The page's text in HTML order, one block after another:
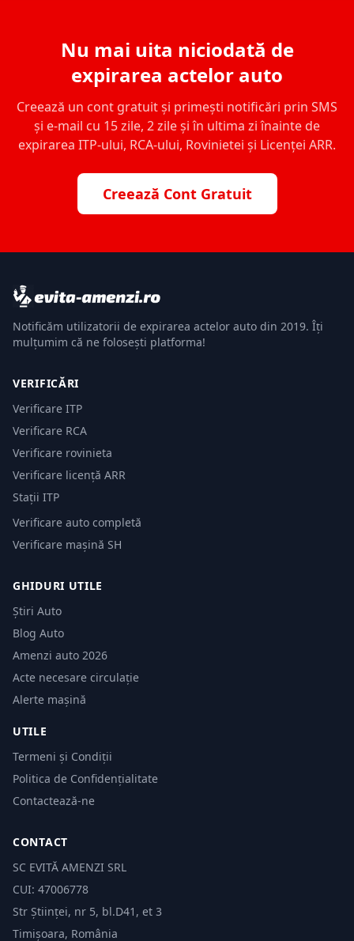
Nu mai uita niciodată de
expirarea actelor auto
Creează un cont gratuit și primești notificări prin SMS
și e-mail cu 15 zile, 2 zile și în ultima zi înainte de
expirarea ITP-ului, RCA-ului, Rovinietei și Licenței ARR.
Creează Cont Gratuit
Notificăm utilizatorii de expirarea actelor auto din 2019. Îți
mulțumim că ne folosești platforma!
VERIFICĂRI
Verificare ITP
Verificare RCA
Verificare rovinieta
Verificare licență ARR
Stații ITP
Verificare auto completă
Verificare mașină SH
GHIDURI UTILE
Știri Auto
Blog Auto
Amenzi auto 2026
Acte necesare circulație
Alerte mașină
UTILE
Termeni și Condiții
Politica de Confidențialitate
Contactează-ne
CONTACT
SC EVITĂ AMENZI SRL
CUI: 47006778
Str Științei, nr 5, bl.D41, et 3
Timișoara, România